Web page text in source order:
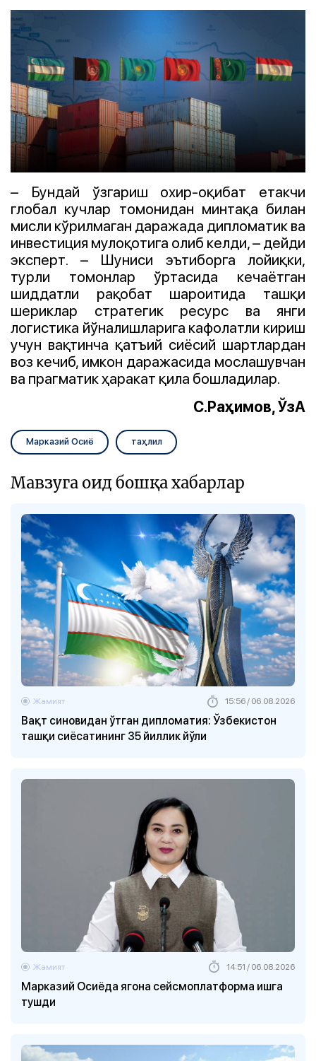
– Бундай ўзгариш охир-оқибат етакчи
глобал кучлар томонидан минтақа билан
мисли кўрилмаган даражада дипломатик ва
инвестиция мулоқотига олиб келди, – дейди
эксперт. – Шуниси эътиборга лойиқки,
турли томонлар ўртасида кечаётган
шиддатли рақобат шароитида ташқи
шериклар стратегик ресурс ва янги
логистика йўналишларига кафолатли кириш
учун вақтинча қатъий сиёсий шартлардан
воз кечиб, имкон даражасида мослашувчан
ва прагматик ҳаракат қила бошладилар.
С.Раҳимов, ЎзА
Марказий Осиё таҳлил
Мавзуга оид бошқа хабарлар
Вақт синовидан ўтган дипломатия: Ўзбекистон
ташқи сиёсатининг 35 йиллик йўли
Жамият 15:56 / 06.08.2026
Марказий Осиёда ягона сейсмоплатформа ишга
тушди
Жамият 14:51 / 06.08.2026